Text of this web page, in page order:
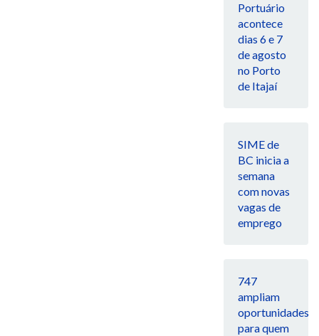
Portuário
acontece
dias 6 e 7
de agosto
no Porto
de Itajaí
SIME de
BC inicia a
semana
com novas
vagas de
emprego
747
ampliam
oportunidades
para quem